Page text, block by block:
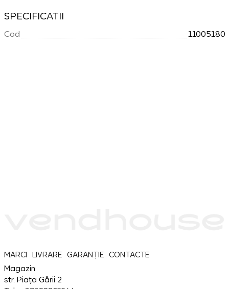
SPECIFICATII
Cod 11005180
MARCI LIVRARE GARANȚIE
CONTACTE
Magazin
str. Piața Gării 2